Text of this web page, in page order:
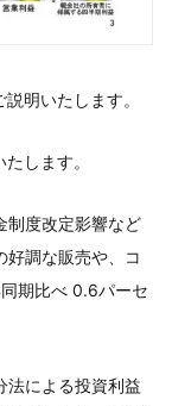
明いたします。
します。
制度改定影響など
好調な販売や、コ
期比べ 0.6パーセ
法による投資利益